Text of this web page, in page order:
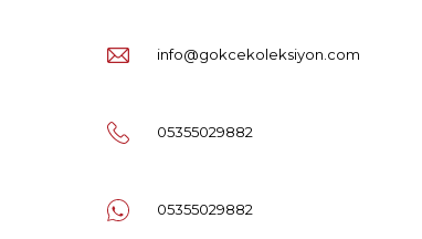
info@gokcekoleksiyon.com
05355029882
05355029882